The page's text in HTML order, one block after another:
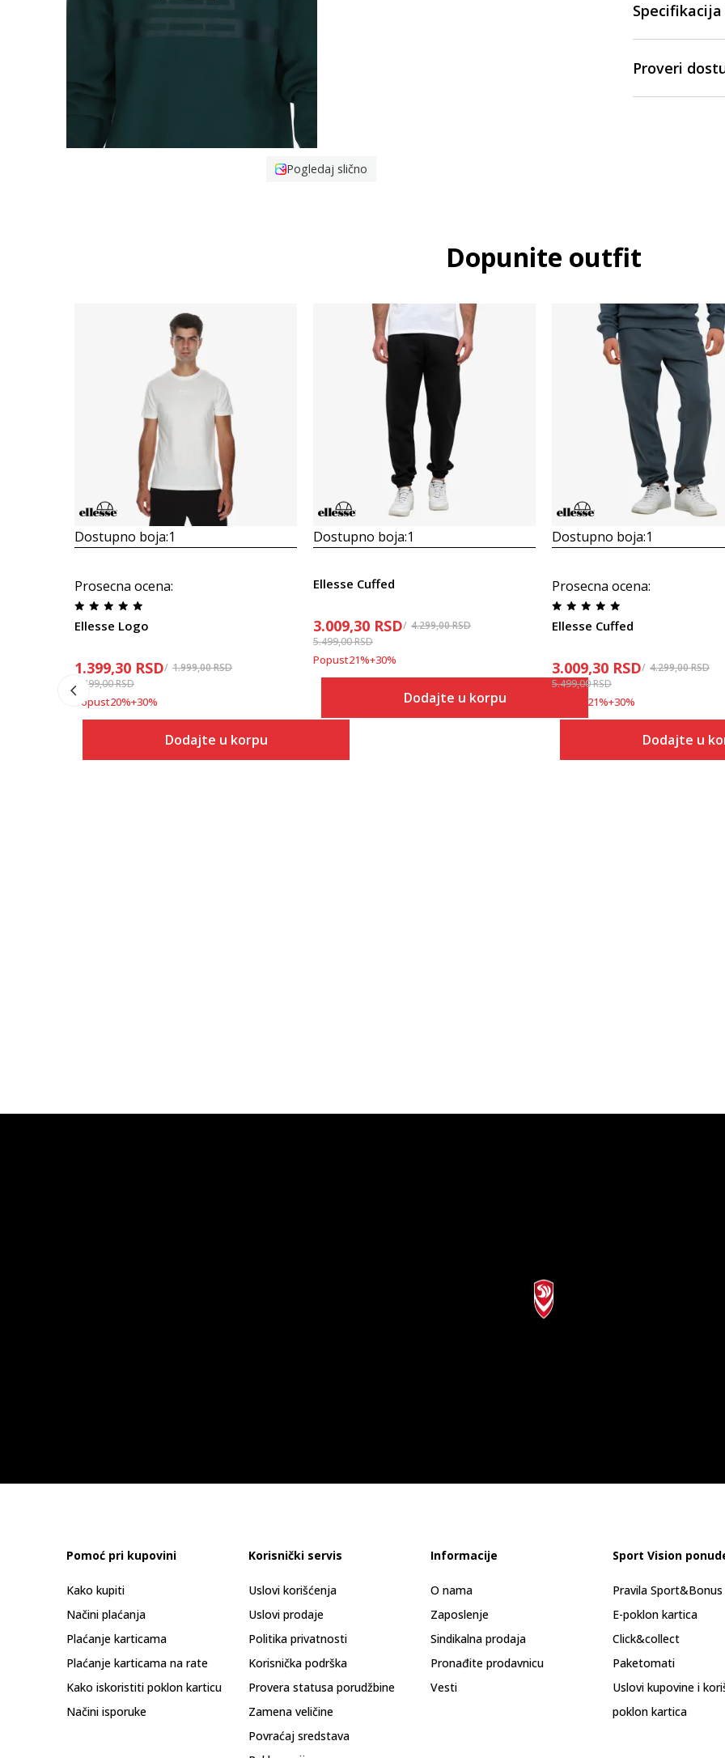
Pogledaj slično
Specifikacija
Proveri
Dopunite outfit
Dostupno boja:1
Prosecna ocena:
Ellesse Logo
1.399,30 RSD 1.999,00RSD
2.499,00RSD
Popust20%+30%
Dodajte u korpu
Dostupno boja:1
Ellesse Cuffed
3.009,30 RSD 4.299,00RSD
5.499,00RSD
Popust21%+30%
Dodajte u korpu
Dostupno boja:1
Prosecna ocena:
Ellesse Cuffed
3.009,30 RSD 4.299,00RSD
5.499,00RSD
21%+30%
Dodajte u
Pomoć pri kupovini
Kako kupiti
Načini plaćanja
Plaćanje karticama
Plaćanje karticama na rate
Kako iskoristiti poklon karticu
Načini isporuke
Korisnički servis
Uslovi korišćenja
Uslovi prodaje
Politika privatnosti
Korisnička podrška
Provera statusa porudžbine
Zamena veličine
Povraćaj sredstava
Informacije
O nama
Zaposlenje
Sindikalna prodaja
Pronađite prodavnicu
Vesti
Sport Vision
Pravila
E-poklon kartica
Click&collect
Paketomati
Uslovi kupovine i
poklon kartica